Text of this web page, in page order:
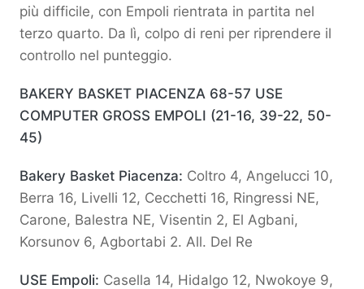
più difficile, con Empoli rientrata in partita nel
terzo quarto. Da lì, colpo di reni per riprendere il
controllo nel punteggio.
BAKERY BASKET PIACENZA 68-57 USE
COMPUTER GROSS EMPOLI (21-16, 39-22, 50-
45)
Bakery Basket Piacenza: Coltro 4, Angelucci 10,
Berra 16, Livelli 12, Cecchetti 16, Ringressi NE,
Carone, Balestra NE, Visentin 2, El Agbani,
Korsunov 6, Agbortabi 2. All. Del Re
USE Empoli: Casella 14, Hidalgo 12, Nwokoye 9,